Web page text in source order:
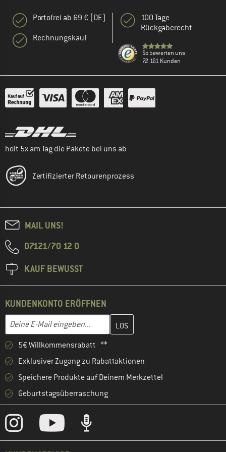
Portofrei ab 69 € (DE)
Rechnungskauf
100 Tage
Rückgaberecht
So bewerten uns
72.161 Kunden
holt 5x am Tag die Pakete bei uns ab
Zertifizierter Retourenprozess
MAIL UNS!
07121/70 12 0
KAUF BEWUSST
KUNDENKONTO ERÖFFNEN
E-Mail-Adresse
Gib hier deine E-Mail-Adresse ein und erstelle im nächsten
5€ Willkommensrabatt **
Exklusiver Zugang zu Rabattaktionen
Speichere Produkte auf Deinem Merkzettel
Geburtstagsüberraschung